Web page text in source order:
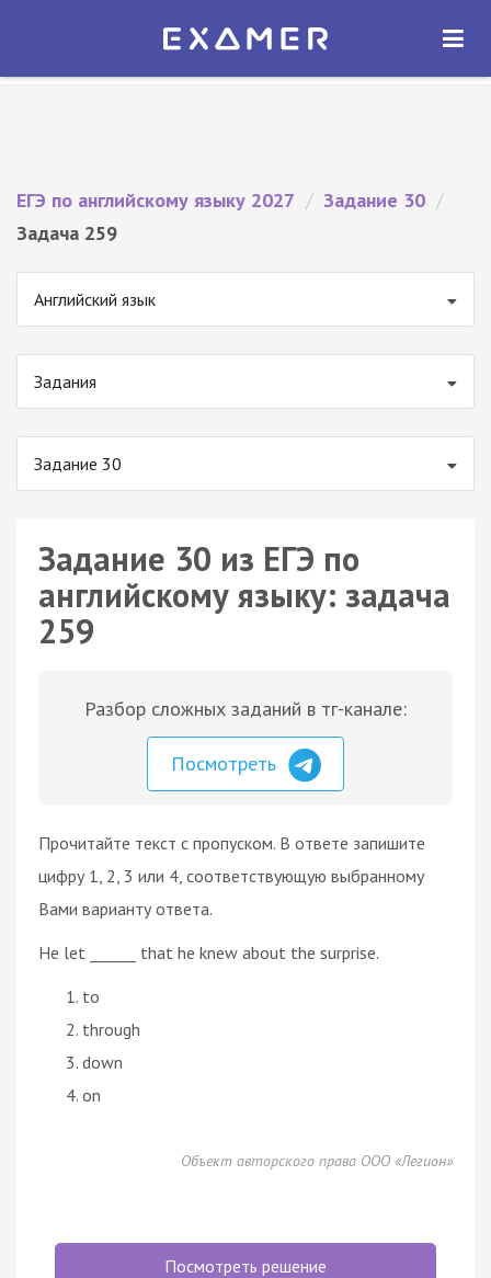
Экзамер — ЕГЭ 2027
ОТКРЫТЬ
ЕГЭ по английскому языку 2027 / Задание 30 /
Задача 259
Английский язык
Задания
Задание 30
Задание 30 из ЕГЭ по
английскому языку: задача
259
Разбор сложных заданий в тг-канале:
Посмотреть
Прочитайте текст с пропуском. В ответе запишите
цифру 1, 2, 3 или 4, соответствующую выбранному
Вами варианту ответа.
He let ______ that he knew about the surprise.
to
through
down
on
Объект авторского права ООО «Легион»
Посмотреть решение